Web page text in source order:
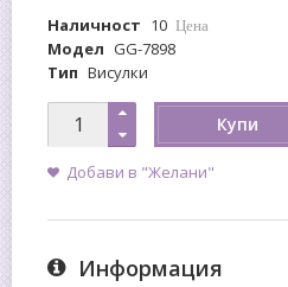
Наличност 10
Модел GG-7898
Тип Висулки
Цена
Купи
Добави в "Желани"
Информация